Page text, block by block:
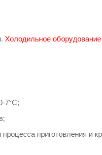
Холодильное оборудование
7°C;
приготовления и